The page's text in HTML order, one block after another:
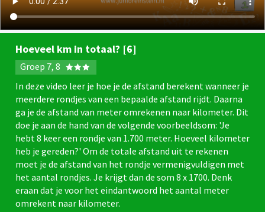
Hoeveel km in totaal? [6]
Groep 7, 8
In deze video leer je hoe je de afstand berekent wanneer je
meerdere rondjes van een bepaalde afstand rijdt. Daarna
ga je de afstand van meter omrekenen naar kilometer. Dit
doe je aan de hand van de volgende voorbeeldsom: 'Je
hebt 8 keer een rondje van 1.700 meter. Hoeveel kilometer
heb je gereden?' Om de totale afstand uit te rekenen
moet je de afstand van het rondje vermenigvuldigen met
het aantal rondjes. Je krijgt dan de som 8 x 1700. Denk
eraan dat je voor het eindantwoord het aantal meter
omrekent naar kilometer.